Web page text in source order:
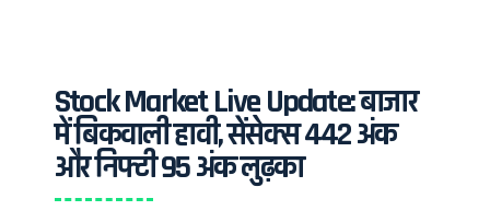
Stock Market Live Update: बाजार
में बिकवाली हावी, सेंसेक्स 442 अंक
और निफ्टी 95 अंक लुढ़का